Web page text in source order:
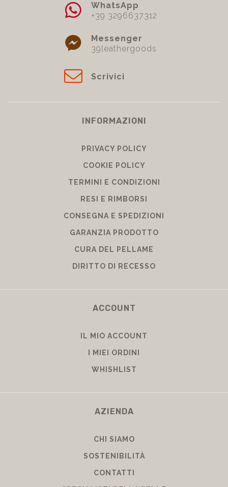
WhatsApp
+39 3296637312
Messenger
39leathergoods
Scrivici
INFORMAZIONI
PRIVACY POLICY
COOKIE POLICY
TERMINI E CONDIZIONI
RESI E RIMBORSI
CONSEGNA E SPEDIZIONI
GARANZIA PRODOTTO
CURA DEL PELLAME
DIRITTO DI RECESSO
ACCOUNT
IL MIO ACCOUNT
I MIEI ORDINI
WHISHLIST
AZIENDA
CHI SIAMO
SOSTENIBILITÀ
CONTATTI